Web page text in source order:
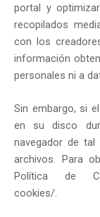
portal y
recopilados
con los
información
personales ni a
Sin embargo, si
en su disco
navegador de
archivos. Para
Política de
cookies/.